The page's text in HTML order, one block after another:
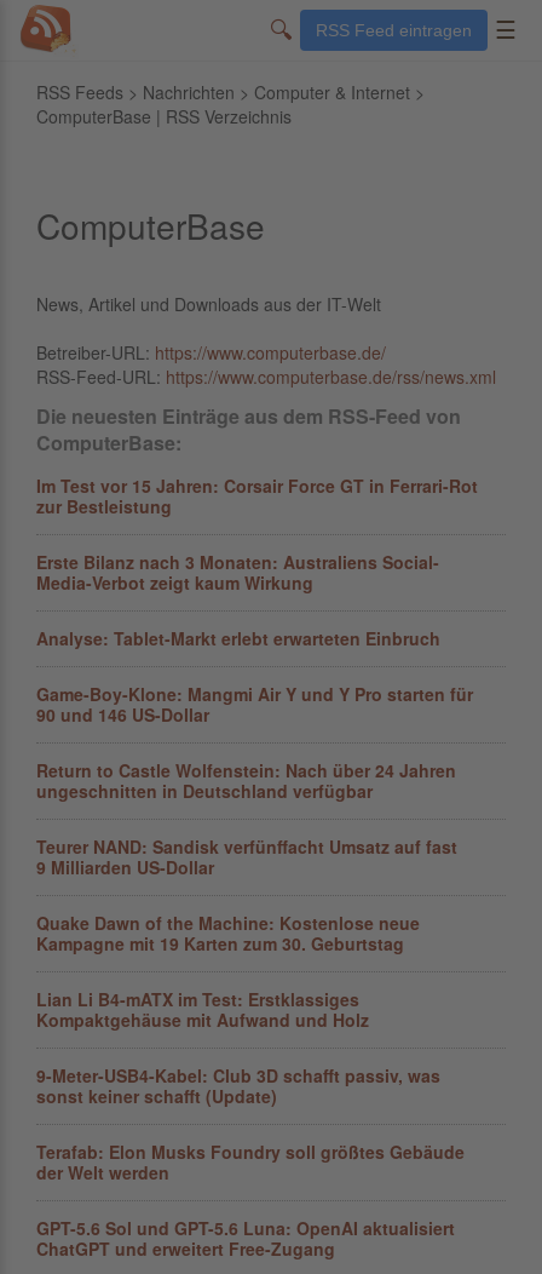
🔍 RSS Feed eintragen ☰
RSS Feeds > Nachrichten > Computer & Internet >
ComputerBase | RSS Verzeichnis
ComputerBase
News, Artikel und Downloads aus der IT-Welt
Betreiber-URL: https://www.computerbase.de/
RSS-Feed-URL: https://www.computerbase.de/rss/news.xml
Die neuesten Einträge aus dem RSS-Feed von
ComputerBase:
Im Test vor 15 Jahren: Corsair Force GT in Ferrari-Rot
zur Bestleistung
Erste Bilanz nach 3 Monaten: Australiens Social-
Media-Verbot zeigt kaum Wirkung
Analyse: Tablet-Markt erlebt erwarteten Einbruch
Game-Boy-Klone: Mangmi Air Y und Y Pro starten für
90 und 146 US-Dollar
Return to Castle Wolfenstein: Nach über 24 Jahren
ungeschnitten in Deutschland verfügbar
Teurer NAND: Sandisk verfünffacht Umsatz auf fast
9 Milliarden US-Dollar
Quake Dawn of the Machine: Kostenlose neue
Kampagne mit 19 Karten zum 30. Geburtstag
Lian Li B4-mATX im Test: Erstklassiges
Kompaktgehäuse mit Aufwand und Holz
9-Meter-USB4-Kabel: Club 3D schafft passiv, was
sonst keiner schafft (Update)
Terafab: Elon Musks Foundry soll größ­tes Gebäude
der Welt werden
GPT-5.6 Sol und GPT-5.6 Luna: OpenAI aktualisiert
ChatGPT und erweitert Free-Zugang